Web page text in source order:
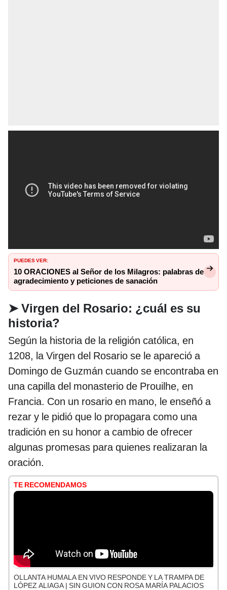
PUEDES VER:
10 ORACIONES al Señor de los Milagros: palabras de
agradecimiento y peticiones de sanación
➤ Virgen del Rosario: ¿cuál es su
historia?
Según la historia de la religión católica, en
1208, la Virgen del Rosario se le apareció a
Domingo de Guzmán cuando se encontraba en
una capilla del monasterio de Prouilhe, en
Francia. Con un rosario en mano, le enseñó a
rezar y le pidió que lo propagara como una
tradición en su honor a cambio de ofrecer
algunas promesas para quienes realizaran la
oración.
TE RECOMENDAMOS
OLLANTA HUMALA EN VIVO RESPONDE Y LA TRAMPA DE
LÓPEZ ALIAGA | SIN GUION CON ROSA MARÍA PALACIOS